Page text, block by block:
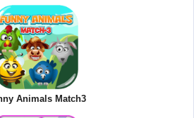
Animals Match3